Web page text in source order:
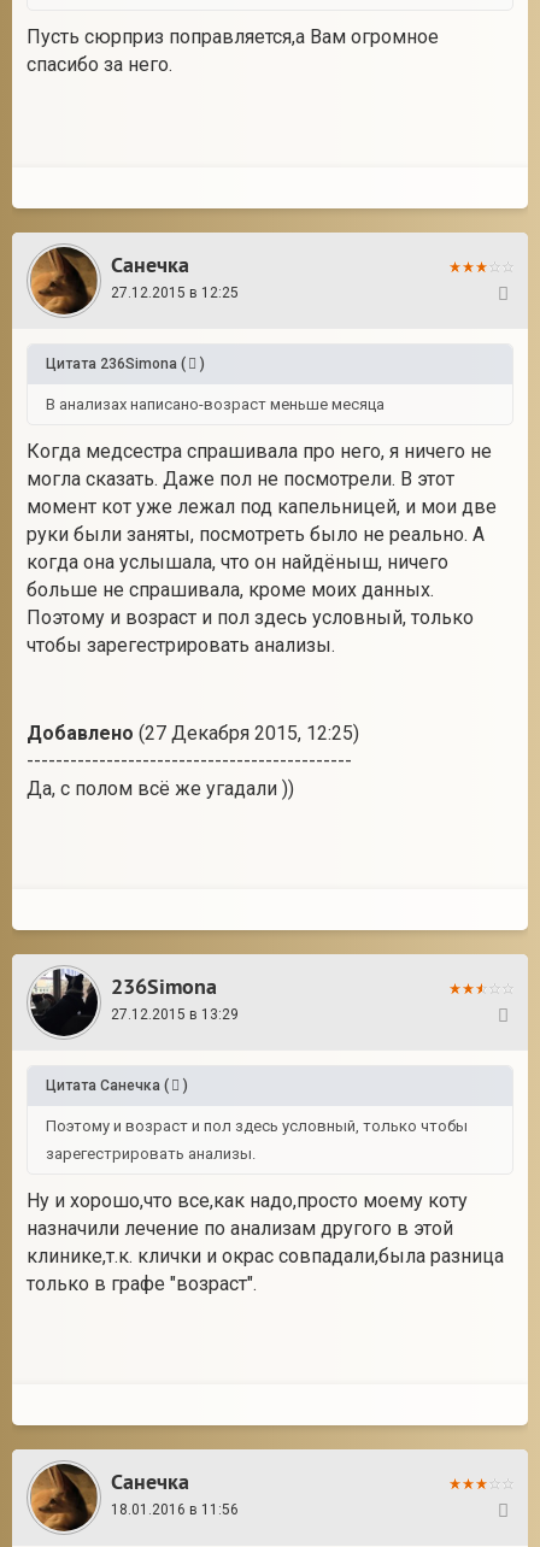
Пусть сюрприз поправляется,а Вам огромное
спасибо за него.
Санечка
27.12.2015 в 12:25
Цитата 236Simona ( )
В анализах написано-возраст меньше месяца
Когда медсестра спрашивала про него, я ничего не
могла сказать. Даже пол не посмотрели. В этот
момент кот уже лежал под капельницей, и мои две
руки были заняты, посмотреть было не реально. А
когда она услышала, что он найдёныш, ничего
больше не спрашивала, кроме моих данных.
Поэтому и возраст и пол здесь условный, только
чтобы зарегестрировать анализы.
Добавлено (27 Декабря 2015, 12:25)
---------------------------------------------
Да, с полом всё же угадали ))
236Simona
27.12.2015 в 13:29
Цитата Санечка ( )
Поэтому и возраст и пол здесь условный, только чтобы
зарегестрировать анализы.
Ну и хорошо,что все,как надо,просто моему коту
назначили лечение по анализам другого в этой
клинике,т.к. клички и окрас совпадали,была разница
только в графе "возраст".
Санечка
18.01.2016 в 11:56